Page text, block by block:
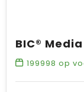
BIC®
199998 op